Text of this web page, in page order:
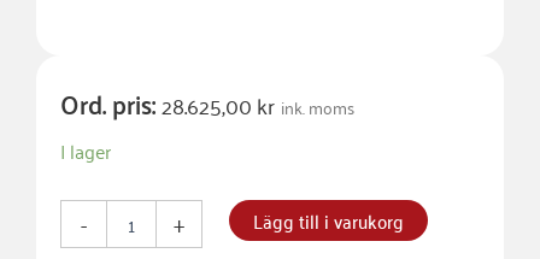
Ord. pris:28.625,00kr ink. moms
I lager
-
Hjärtstartare
Philips
FRx
väska + Lägg till i varukorg